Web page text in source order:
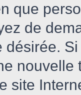
que
de
désirée.
site